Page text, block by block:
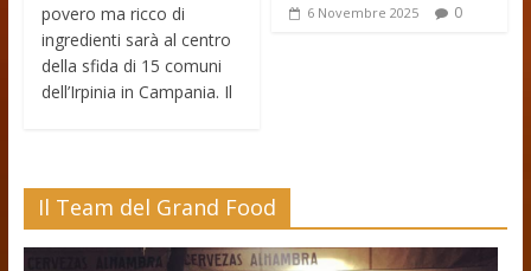
povero ma ricco di
ingredienti sarà al centro
della sfida di 15 comuni
dell’Irpinia in Campania. Il
6 Novembre 2025 0
Il Team del Grand Food